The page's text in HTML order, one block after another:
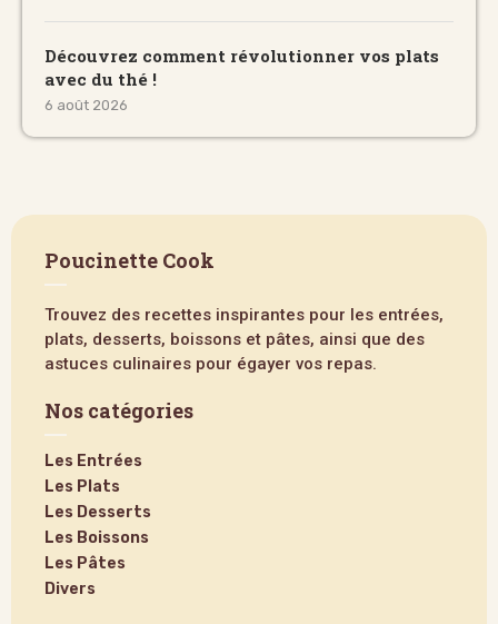
Découvrez comment révolutionner vos plats
avec du thé !
6 août 2026
Poucinette Cook
Trouvez des recettes inspirantes pour les entrées,
plats, desserts, boissons et pâtes, ainsi que des
astuces culinaires pour égayer vos repas.
Nos catégories
Les Entrées
Les Plats
Les Desserts
Les Boissons
Les Pâtes
Divers